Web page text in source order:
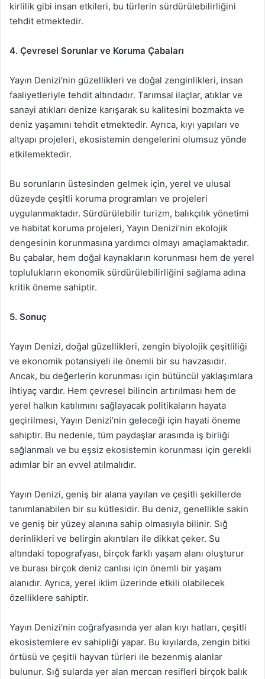
kirlilik gibi insan etkileri, bu türlerin sürdürülebilirliğini
tehdit etmektedir.
4. Çevresel Sorunlar ve Koruma Çabaları
Yayın Denizi’nin güzellikleri ve doğal zenginlikleri, insan
faaliyetleriyle tehdit altındadır. Tarımsal ilaçlar, atıklar ve
sanayi atıkları denize karışarak su kalitesini bozmakta ve
deniz yaşamını tehdit etmektedir. Ayrıca, kıyı yapıları ve
altyapı projeleri, ekosistemin dengelerini olumsuz yönde
etkilemektedir.
Bu sorunların üstesinden gelmek için, yerel ve ulusal
düzeyde çeşitli koruma programları ve projeleri
uygulanmaktadır. Sürdürülebilir turizm, balıkçılık yönetimi
ve habitat koruma projeleri, Yayın Denizi’nin ekolojik
dengesinin korunmasına yardımcı olmayı amaçlamaktadır.
Bu çabalar, hem doğal kaynakların korunması hem de yerel
toplulukların ekonomik sürdürülebilirliğini sağlama adına
kritik öneme sahiptir.
5. Sonuç
Yayın Denizi, doğal güzellikleri, zengin biyolojik çeşitliliği
ve ekonomik potansiyeli ile önemli bir su havzasıdır.
Ancak, bu değerlerin korunması için bütüncül yaklaşımlara
ihtiyaç vardır. Hem çevresel bilincin artırılması hem de
yerel halkın katılımını sağlayacak politikaların hayata
geçirilmesi, Yayın Denizi’nin geleceği için hayati öneme
sahiptir. Bu nedenle, tüm paydaşlar arasında iş birliği
sağlanmalı ve bu eşsiz ekosistemin korunması için gerekli
adımlar bir an evvel atılmalıdır.
Yayın Denizi, geniş bir alana yayılan ve çeşitli şekillerde
tanımlanabilen bir su kütlesidir. Bu deniz, genellikle sakin
ve geniş bir yüzey alanına sahip olmasıyla bilinir. Sığ
derinlikleri ve belirgin akıntıları ile dikkat çeker. Su
altındaki topografyası, birçok farklı yaşam alanı oluşturur
ve burası birçok deniz canlısı için önemli bir yaşam
alanıdır. Ayrıca, yerel iklim üzerinde etkili olabilecek
özelliklere sahiptir.
Yayın Denizi’nin coğrafyasında yer alan kıyı hatları, çeşitli
ekosistemlere ev sahipliği yapar. Bu kıyılarda, zengin bitki
örtüsü ve çeşitli hayvan türleri ile bezenmiş alanlar
bulunur. Sığ sularda yer alan mercan resifleri birçok balık